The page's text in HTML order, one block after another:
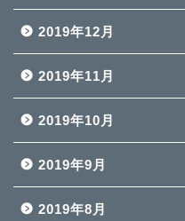
2019年12月
2019年11月
2019年10月
2019年9月
2019年8月